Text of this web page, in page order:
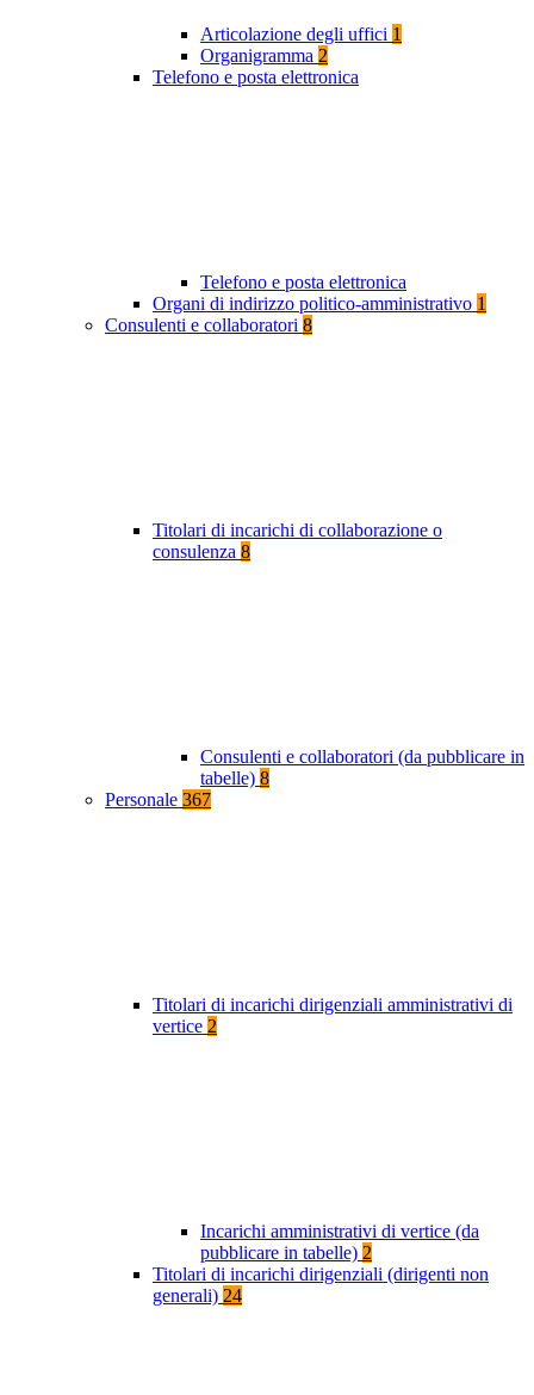
Articolazione degli uffici 1
Organigramma 2
Telefono e posta elettronica
Telefono e posta elettronica
Organi di indirizzo politico-amministrativo 1
Consulenti e collaboratori 8
Titolari di incarichi di collaborazione o
consulenza 8
Consulenti e collaboratori (da pubblicare in
tabelle) 8
Personale 367
Titolari di incarichi dirigenziali amministrativi di
vertice 2
Incarichi amministrativi di vertice (da
pubblicare in tabelle) 2
Titolari di incarichi dirigenziali (dirigenti non
generali) 24